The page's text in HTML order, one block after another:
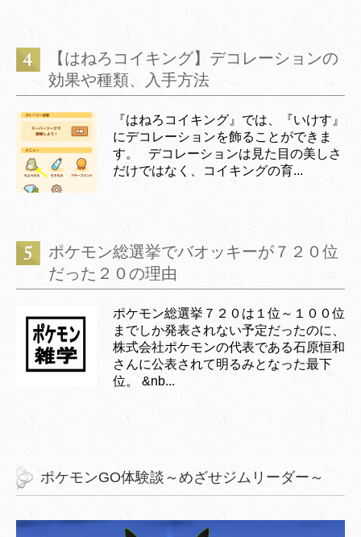
【はねろコイキング】デコレーションの
効果や種類、入手方法
『はねろコイキング』では、『いけす』
にデコレーションを飾ることができま
す。 デコレーションは見た目の美しさ
だけではなく、コイキングの育...
ポケモン総選挙でバオッキーが７２０位
だった２０の理由
ポケモン総選挙７２０は１位～１００位
までしか発表されない予定だったのに、
株式会社ポケモンの代表である石原恒和
さんに公表されて明るみとなった最下
位。 &nb...
ポケモンGO体験談～めざせジムリーダー～